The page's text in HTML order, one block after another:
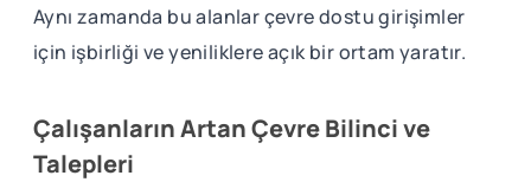
Aynı zamanda bu alanlar çevre dostu girişimler
için işbirliği ve yeniliklere açık bir ortam yaratır.
Çalışanların Artan Çevre Bilinci ve
Talepleri